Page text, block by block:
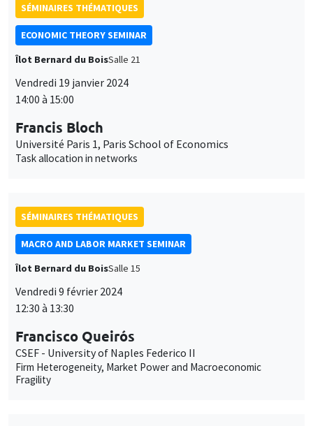
SÉMINAIRES THÉMATIQUES
ECONOMIC THEORY SEMINAR
Îlot Bernard du BoisSalle 21
Vendredi 19 janvier 2024
14:00 à 15:00
Francis Bloch
Université Paris 1, Paris School of Economics
Task allocation in networks
SÉMINAIRES THÉMATIQUES
MACRO AND LABOR MARKET SEMINAR
Îlot Bernard du BoisSalle 15
Vendredi 9 février 2024
12:30 à 13:30
Francisco Queirós
CSEF - University of Naples Federico II
Firm Heterogeneity, Market Power and Macroeconomic
Fragility